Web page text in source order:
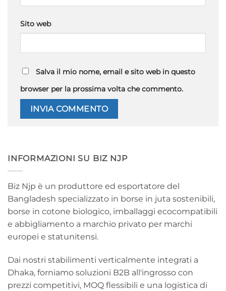
Sito web
Salva il mio nome, email e sito web in questo
browser per la prossima volta che commento.
INFORMAZIONI SU BIZ NJP
Biz Njp è un produttore ed esportatore del
Bangladesh specializzato in borse in juta sostenibili,
borse in cotone biologico, imballaggi ecocompatibili
e abbigliamento a marchio privato per marchi
europei e statunitensi.
Dai nostri stabilimenti verticalmente integrati a
Dhaka, forniamo soluzioni B2B all'ingrosso con
prezzi competitivi, MOQ flessibili e una logistica di